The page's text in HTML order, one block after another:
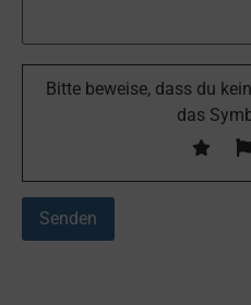
Bitte beweise, dass du
das